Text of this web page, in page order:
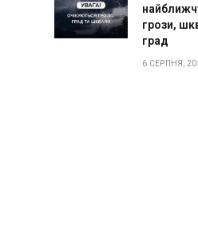
грози,
град
6 СЕРПНЯ,